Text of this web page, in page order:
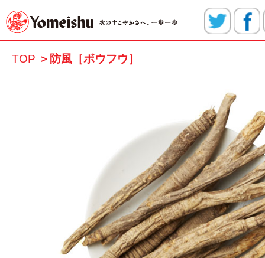
TOP ＞ 防風［ボウフウ］